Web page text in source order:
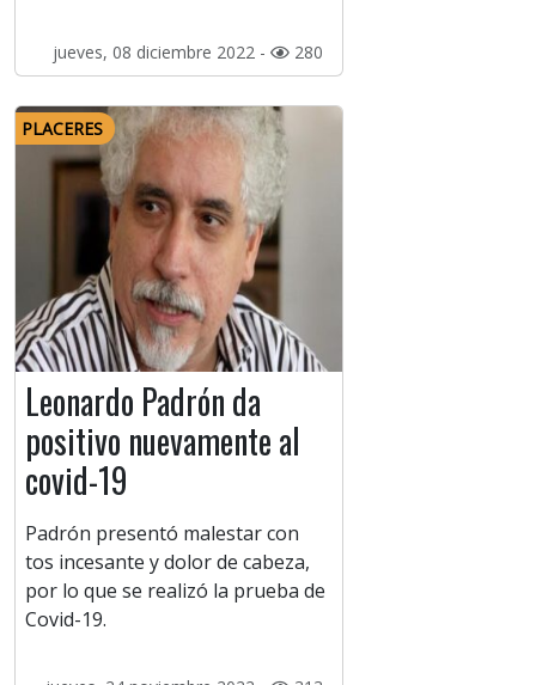
jueves, 08 diciembre 2022 - 280
PLACERES
Leonardo Padrón da
positivo nuevamente al
covid-19
Padrón presentó malestar con
tos incesante y dolor de cabeza,
por lo que se realizó la prueba de
Covid-19.